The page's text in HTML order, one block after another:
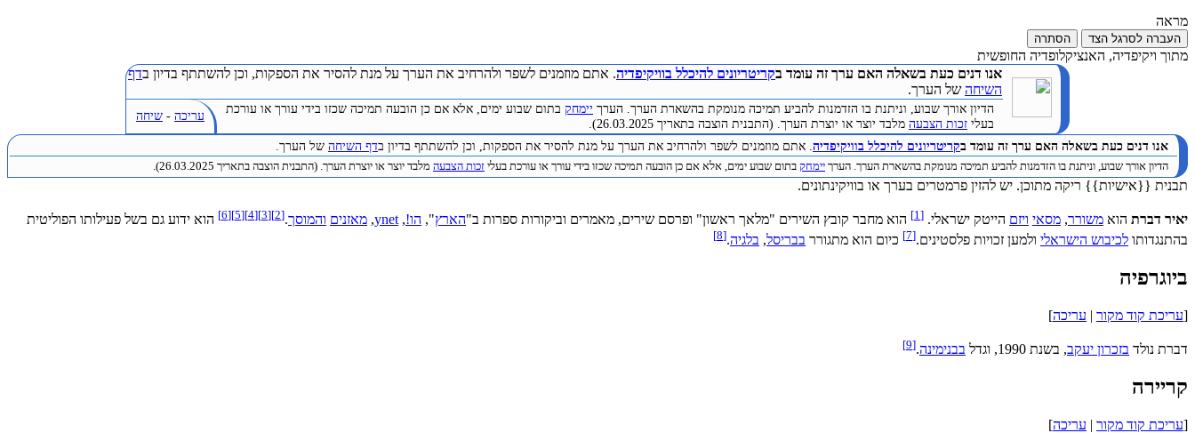
מראה
העברה לסרגל הצד הסתרה
מתוך ויקיפדיה, האנציקלופדיה החופשית
אנו דנים כעת בשאלה האם ערך זה עומד בקריטריונים להיכלל בוויקיפדיה. אתם מוזמנים לשפר ולהרחיב את הערך על מנת להסיר את הספקות, וכן להשתתף בדיון בדף
השיחה של הערך.
הדיון אורך שבוע, וניתנת בו הזדמנות להביע תמיכה מנומקת בהשארת הערך. הערך יימחק בתום שבוע ימים, אלא אם כן הובעה תמיכה שכזו בידי עורך או עורכת
בעלי זכות הצבעה מלבד יוצר או יוצרת הערך. (התבנית הוצבה בתאריך 26.03.2025).
עריכה - שיחה
אנו דנים כעת בשאלה האם ערך זה עומד בקריטריונים להיכלל בוויקיפדיה. אתם מוזמנים לשפר ולהרחיב את הערך על מנת להסיר את הספקות, וכן להשתתף בדיון בדף השיחה של הערך.
הדיון אורך שבוע, וניתנת בו הזדמנות להביע תמיכה מנומקת בהשארת הערך. הערך יימחק בתום שבוע ימים, אלא אם כן הובעה תמיכה שכזו בידי עורך או עורכת בעלי זכות הצבעה מלבד יוצר או יוצרת הערך. (התבנית הוצבה בתאריך 26.03.2025).
תבנית {{אישיות}} ריקה מתוכן. יש להזין פרמטרים בערך או בוויקינתונים.
יאיר דברת הוא משורר, מסאי ויזם הייטק ישראלי. [
1
] הוא מחבר קובץ השירים "מלאך ראשון" ופרסם שירים, מאמרים וביקורות ספרות ב"הארץ", הו!,
ynet
, מאזנים והמוסך.
[
2
]
[
3
]
[
4
]
[
5
]
[
6
] הוא ידוע גם בשל פעילותו הפוליטית
בהתנגדותו לכיבוש הישראלי ולמען זכויות פלסטינים.[
7
] כיום הוא מתגורר בבריסל, בלגיה.
[
8
]
ביוגרפיה
[עריכת קוד מקור | עריכה]
דברת נולד בזכרון יעקב, בשנת 1990, וגדל בבנימינה.
[
9
]
קריירה
[עריכת קוד מקור | עריכה]